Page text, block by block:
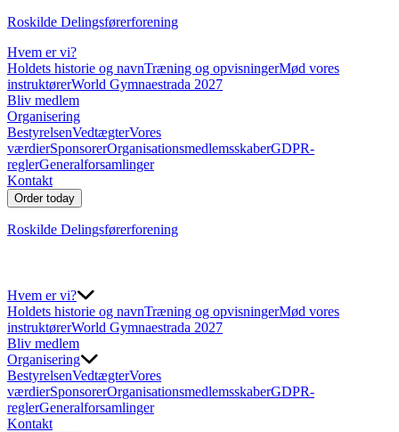
Roskilde Delingsførerforening
Hvem er vi?
Holdets historie og navnTræning og opvisningerMød vores
instruktørerWorld Gymnaestrada 2027
Bliv medlem
Organisering
BestyrelsenVedtægterVores
værdierSponsorerOrganisationsmedlemsskaberGDPR-
reglerGeneralforsamlinger
Kontakt
Order today
Roskilde Delingsførerforening
Hvem er vi?
Holdets historie og navnTræning og opvisningerMød vores
instruktørerWorld Gymnaestrada 2027
Bliv medlem
Organisering
BestyrelsenVedtægterVores
værdierSponsorerOrganisationsmedlemsskaberGDPR-
reglerGeneralforsamlinger
Kontakt